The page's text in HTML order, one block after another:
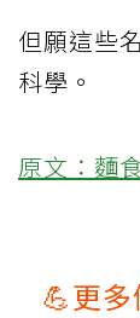
但願這些
科學。
原文：麵
💪更